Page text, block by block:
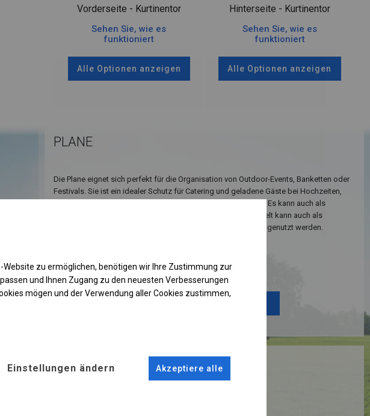
Vorderseite - Kurtinentor
Sehen Sie, wie es
funktioniert
Alle Optionen anzeigen
Hinterseite - Kurtinentor
Sehen Sie, wie es
funktioniert
Alle Optionen anzeigen
PLANE
Die Plane eignet sich perfekt für die Organisation von Outdoor-Events, Banketten oder
Festivals. Sie ist ein idealer Schutz für Catering und geladene Gäste bei Hochzeiten,
Kommunionen, Picknicks und anderen besonderen Anlässen. Es kann auch als
Pavillon, Garten- oder Terrassenzelt verwendet werden. Das Zelt kann auch als
Gewerbefläche und zusätzlicher Platz in Ihren Räumlichkeiten genutzt werden.
Einzelheiten ansehen
KONSTRUKTION
zu ermöglichen, benötigen wir Ihre Zustimmung zur
und Ihnen Zugang zu den neuesten Verbesserungen
mögen und der Verwendung aller Cookies zustimmen,
Einstellungen ändern Akzeptiere alle